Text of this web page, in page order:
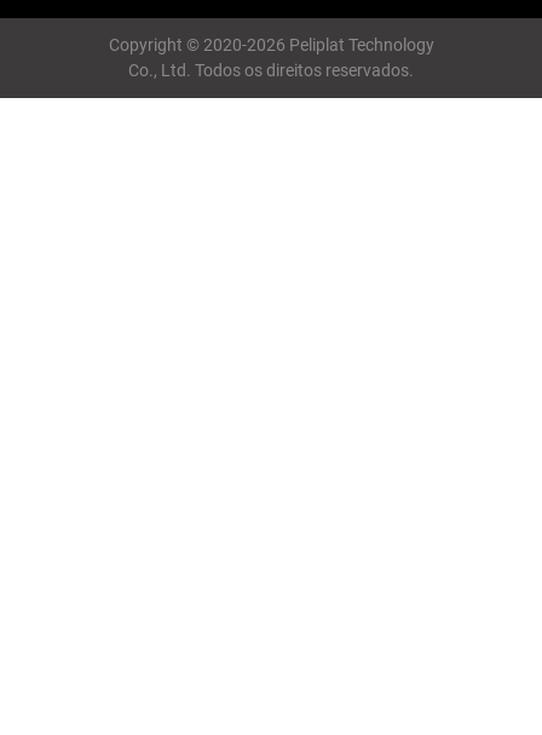
Copyright © 2020-2026 Peliplat Technology
Co., Ltd. Todos os direitos reservados.